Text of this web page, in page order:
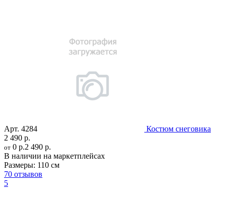
Арт. 4284
Костюм снеговика
2 490 р.
от 0 р.2 490 р.
В наличии на маркетплейсах
Размеры: 110 см
70 отзывов
5